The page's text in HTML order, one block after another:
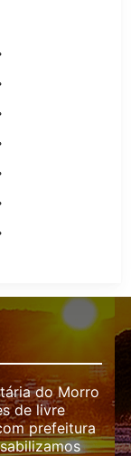
do Morro
de livre
prefeitura